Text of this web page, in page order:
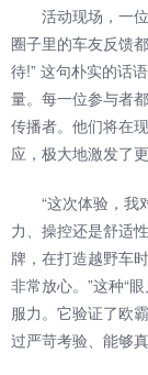
活动现场，一位
圈子里的车友反馈
待!” 这句朴实的话
量。每一位参与者
传播者。他们将在
应，极大地激发了
“这次体验，我对
力、操控还是舒适
牌，在打造越野车
非常放心。”这种“
服力。它验证了欧
过严苛考验、能够